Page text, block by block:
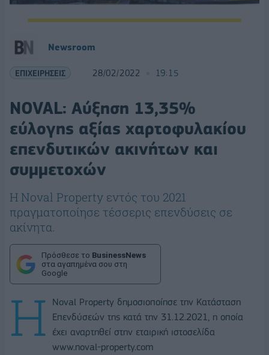
Newsroom
ΕΠΙΧΕΙΡΗΣΕΙΣ 28/02/2022 19:15
NOVAL: Αύξηση 13,35%
εύλογης αξίας χαρτοφυλακίου
επενδυτικών ακινήτων και
συμμετοχών
Η Noval Property εντός του 2021
πραγματοποίησε τέσσερις επενδύσεις σε
ακίνητα.
Πρόσθεσε το BusinessNews
στα αγαπημένα σου στη
Google
Η
Noval Property δημοσιοποίησε την Κατάσταση
Επενδύσεών της κατά την 31.12.2021, η οποία
έχει αναρτηθεί στην εταιρική ιστοσελίδα
www.noval-property.com